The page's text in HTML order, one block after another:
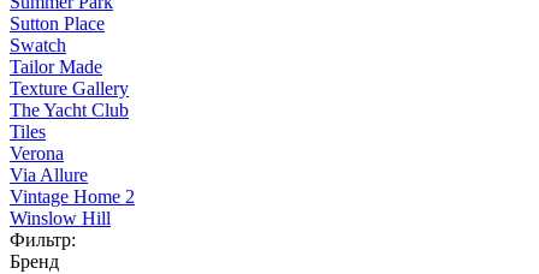
Sutton Place
Swatch
Tailor Made
Texture Gallery
The Yacht Club
Tiles
Verona
Via Allure
Vintage Home 2
Winslow Hill
Фильтр:
Бренд